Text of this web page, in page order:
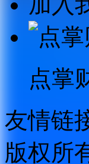
点掌
友情链
版权所